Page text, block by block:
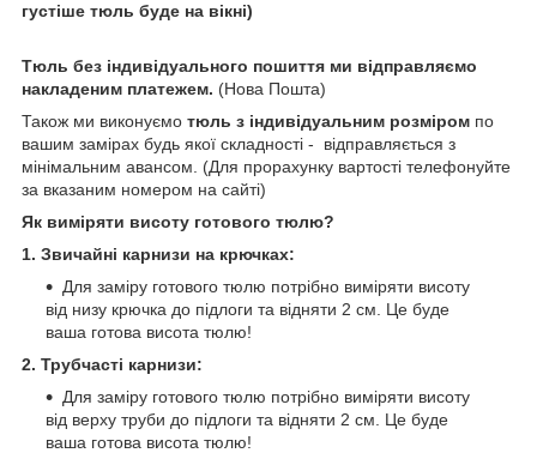
густіше тюль буде на вікні)
Тюль без індивідуального пошиття ми відправляємо
накладеним платежем. (Нова Пошта)
Також ми виконуємо тюль з індивідуальним розміром по
вашим замірах будь якої складності -
відправляється з
мінімальним авансом. (Для прорахунку вартості телефонуйте
за вказаним номером на сайті)
Як виміряти висоту готового тюлю?
1. Звичайні карнизи на крючках:
Для заміру готового тюлю потрібно виміряти висоту
від низу крючка до підлоги та відняти 2 см. Це буде
ваша готова висота тюлю!
2. Трубчасті карнизи:
Для заміру готового тюлю потрібно виміряти висоту
від верху труби до підлоги та відняти 2 см. Це буде
ваша готова висота тюлю!